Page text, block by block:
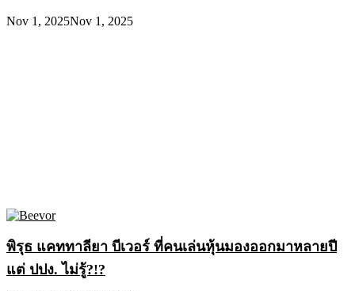
Nov 1, 2025Nov 1, 2025
พิรุธ แคททาลียา บีเวอร์ ที่คนเล่นหุ้นมองออกมาหลายปี
แต่ ปปง. ไม่รู้?!?